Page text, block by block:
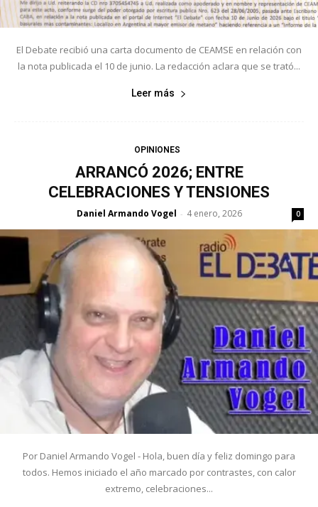
El Debate recibió una carta documento de CEAMSE en relación con
la nota publicada el 10 de junio. La redacción aclara que se trató...
Leer más
OPINIONES
ARRANCÓ 2026; ENTRE
CELEBRACIONES Y TENSIONES
Daniel Armando Vogel - 4 enero, 2026 0
Por Daniel Armando Vogel - Hola, buen día y feliz domingo para
todos. Hemos iniciado el año marcado por contrastes, con calor
extremo, celebraciones...